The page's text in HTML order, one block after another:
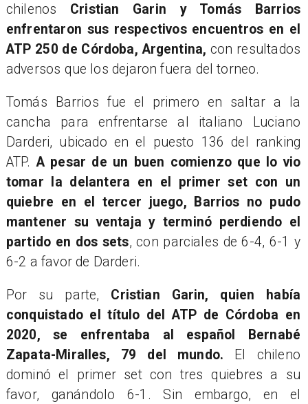
chilenos Cristian Garin y Tomás Barrios
enfrentaron sus respectivos encuentros en el
ATP 250 de Córdoba, Argentina, con resultados
adversos que los dejaron fuera del torneo.
​Tomás Barrios fue el primero en saltar a la
cancha para enfrentarse al italiano Luciano
Darderi, ubicado en el puesto 136 del ranking
ATP.A pesar de un buen comienzo que lo vio
tomar la delantera en el primer set con un
quiebre en el tercer juego, Barrios no pudo
mantener su ventaja y terminó perdiendo el
partido en dos sets, con parciales de 6-4, 6-1 y
6-2 a favor de Darderi.
​Por su parte, Cristian Garin, quien había
conquistado el título del ATP de Córdoba en
2020, se enfrentaba al español Bernabé
Zapata-Miralles, 79 del mundo.
El chileno
dominó el primer set con tres quiebres a su
favor, ganándolo 6-1. Sin embargo, en el